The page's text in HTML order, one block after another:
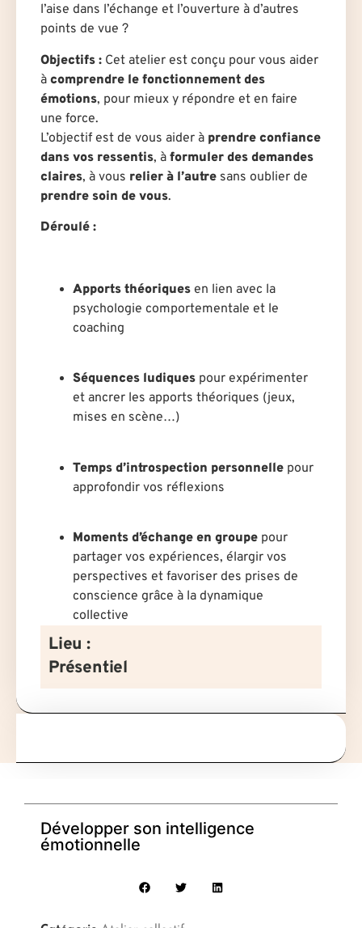
l’aise dans l’échange et l’ouverture à d’autres
points de vue ?
Objectifs : Cet atelier est conçu pour vous aider
à comprendre le fonctionnement des
émotions, pour mieux y répondre et en faire
une force.
L’objectif est de vous aider à prendre confiance
dans vos ressentis, à formuler des demandes
claires, à vous relier à l’autre sans oublier de
prendre soin de vous.
Déroulé :
Apports théoriques en lien avec la
psychologie comportementale et le
coaching
Séquences ludiques pour expérimenter
et ancrer les apports théoriques (jeux,
mises en scène…)
Temps d’introspection personnelle pour
approfondir vos réflexions
Moments d’échange en groupe pour
partager vos expériences, élargir vos
perspectives et favoriser des prises de
conscience grâce à la dynamique
collective
Lieu :
Présentiel
Développer son intelligence
émotionnelle